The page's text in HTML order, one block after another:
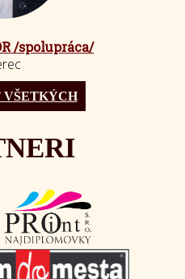
/spolupráca/